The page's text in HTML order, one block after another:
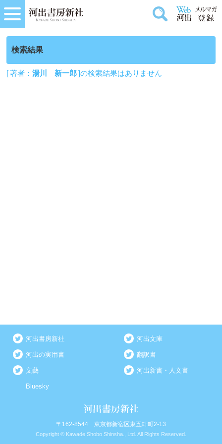
検索結果
[ 著者：湯川 新一郎]の検索結果はありません
河出書房新社 河出文庫
河出の実用書 翻訳書
文藝 河出新書・人文書
Bluesky
〒162-8544 東京都新宿区東五軒町2-13
Copyright © Kawade Shobo Shinsha., Ltd. All Rights Reserved.